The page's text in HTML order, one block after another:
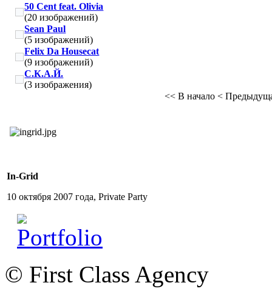
50 Cent feat. Olivia
(20 изображений)
Sean Paul
(5 изображений)
Felix Da Housecat
(9 изображений)
С.К.А.Й.
(3 изображения)
<< В начало <
In-Grid
10 октября 2007 года, Private Party
© First Class Agency